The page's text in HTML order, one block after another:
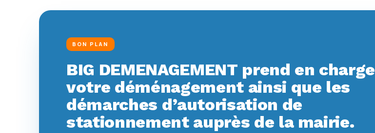
BON PLAN
BIG DEMENAGEMENT prend en charge
votre déménagement ainsi que les
démarches d’autorisation de
stationnement auprès de la mairie.